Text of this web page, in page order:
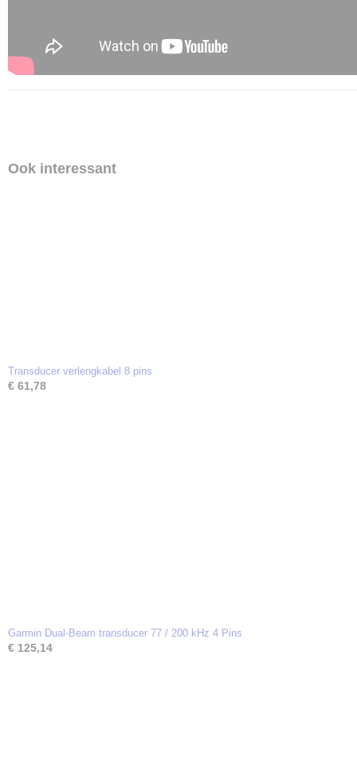
Ook interessant
Transducer verlengkabel 8 pins
€ 61,78
Garmin Dual-Beam transducer 77 / 200 kHz 4 Pins
€ 125,14